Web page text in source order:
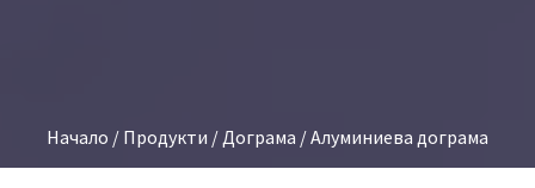
Начало / Продукти /Дограма / Алуминиева дограма